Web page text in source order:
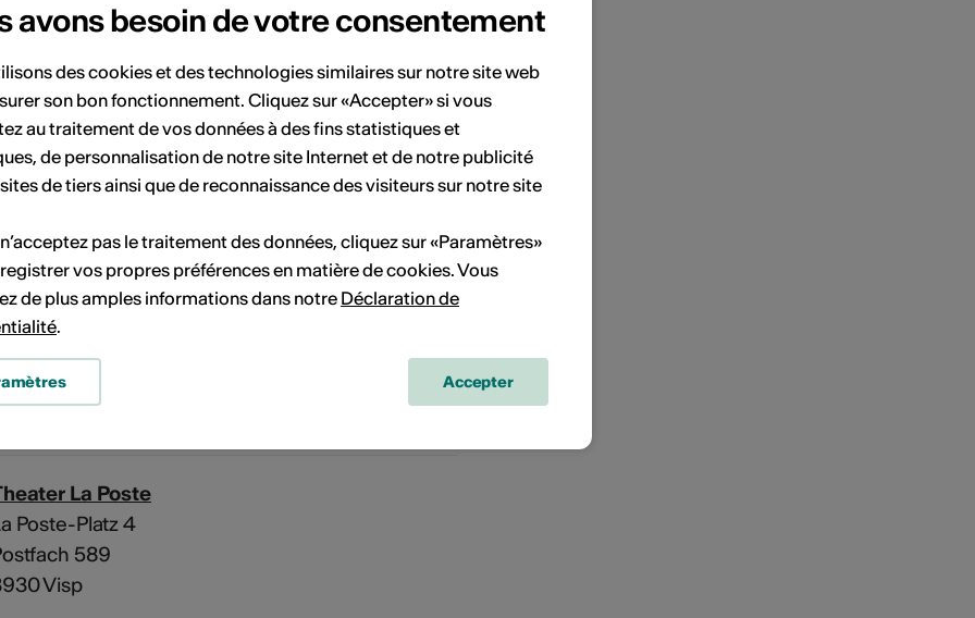
21 22
29
21 22 23 24 25 26 27
28 29 30 31
Pas de date de mise en œuvre
à votre calendrier.
La Poste
Poste-Platz 4
589
Visp
avons besoin de votre consentement
des cookies et des technologies similaires sur notre site web
son bon fonctionnement. Cliquez sur «Accepter» si vous
au traitement de vos données à des fins statistiques et
de personnalisation de notre site Internet et de notre publicité
de tiers ainsi que de reconnaissance des visiteurs sur notre site
pas le traitement des données, cliquez sur «Paramètres»
vos propres préférences en matière de cookies. Vous
de plus amples informations dans notre Déclaration de
.
Accepter